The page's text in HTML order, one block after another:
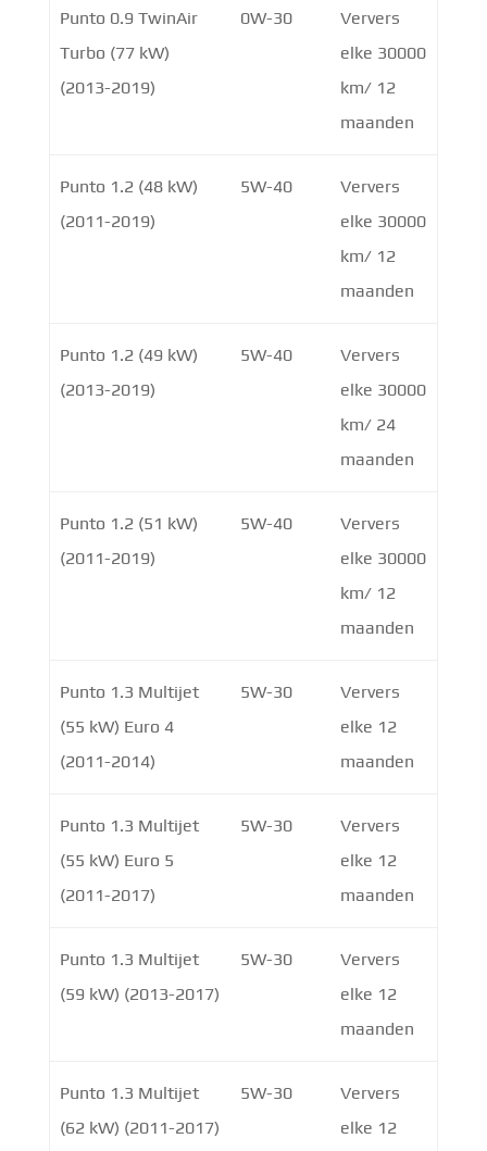
Punto 0.9 TwinAir
Turbo (77 kW)
(2013-2019)
0W-30
Ververs
elke 30000
km/ 12
maanden
Punto 1.2 (48 kW)
(2011-2019)
5W-40
Ververs
elke 30000
km/ 12
maanden
Punto 1.2 (49 kW)
(2013-2019)
5W-40
Ververs
elke 30000
km/ 24
maanden
Punto 1.2 (51 kW)
(2011-2019)
5W-40
Ververs
elke 30000
km/ 12
maanden
Punto 1.3 Multijet
(55 kW) Euro 4
(2011-2014)
5W-30
Ververs
elke 12
maanden
Punto 1.3 Multijet
(55 kW) Euro 5
(2011-2017)
5W-30
Ververs
elke 12
maanden
Punto 1.3 Multijet
(59 kW) (2013-2017)
5W-30
Ververs
elke 12
maanden
Punto 1.3 Multijet
(62 kW) (2011-2017)
5W-30
Ververs
elke 12